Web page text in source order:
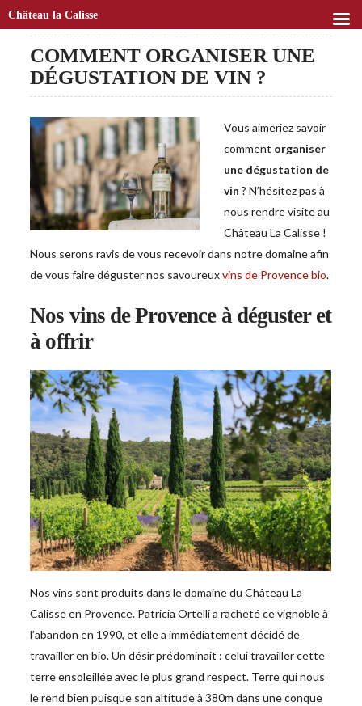
COMMENT ORGANISER UNE
DÉGUSTATION DE VIN ?
Vous aimeriez savoir
comment organiser
une dégustation de
vin ? N’hésitez pas à
nous rendre visite au
Château La Calisse !
Nous serons ravis de vous recevoir dans notre domaine afin
de vous faire déguster nos savoureuxvins de Provence bio.
Nos vins de Provence à déguster et
à offrir
Nos vins sont produits dans le domaine du Château La
Calisse en Provence. Patricia Ortelli a racheté ce vignoble à
l’abandon en 1990, et elle a immédiatement décidé de
travailler en bio. Un désir prédominait : celui travailler cette
terre ensoleillée avec le plus grand respect. Terre qui nous
le rend bien puisque son altitude à 380m dans une conque
Château la Calisse